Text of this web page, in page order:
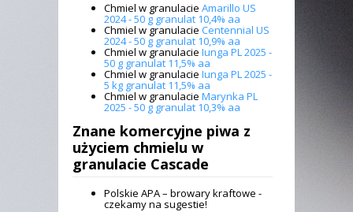
Chmiel w granulacie Amarillo US
2024 - 50 g granulat 10,4% aa
Chmiel w granulacie Centennial US
2024 - 50 g granulat 10,9% aa
Chmiel w granulacie Iunga PL 2025 -
50 g granulat 11,5% aa
Chmiel w granulacie Iunga PL 2025 -
5 kg granulat 11,5% aa
Chmiel w granulacie Marynka PL
2025 - 50 g granulat 10,3% aa
Znane komercyjne piwa z
użyciem chmielu w
granulacie Cascade
Polskie APA – browary kraftowe -
czekamy na sugestie!